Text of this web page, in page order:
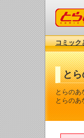
コミック
コミック
と
とらの
とらの